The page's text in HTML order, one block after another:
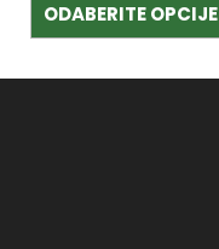
ODABERITE OPCIJE